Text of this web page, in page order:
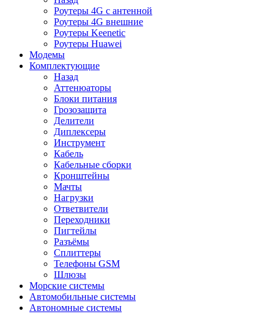
Роутеры 4G с антенной
Роутеры 4G внешние
Роутеры Keenetic
Роутеры Huawei
Модемы
Комплектующие
Назад
Аттенюаторы
Блоки питания
Грозозащита
Делители
Диплексеры
Инструмент
Кабель
Кабельные сборки
Кронштейны
Мачты
Нагрузки
Ответвители
Переходники
Пигтейлы
Разъёмы
Сплиттеры
Телефоны GSM
Шлюзы
Морские системы
Автомобильные системы
Автономные системы